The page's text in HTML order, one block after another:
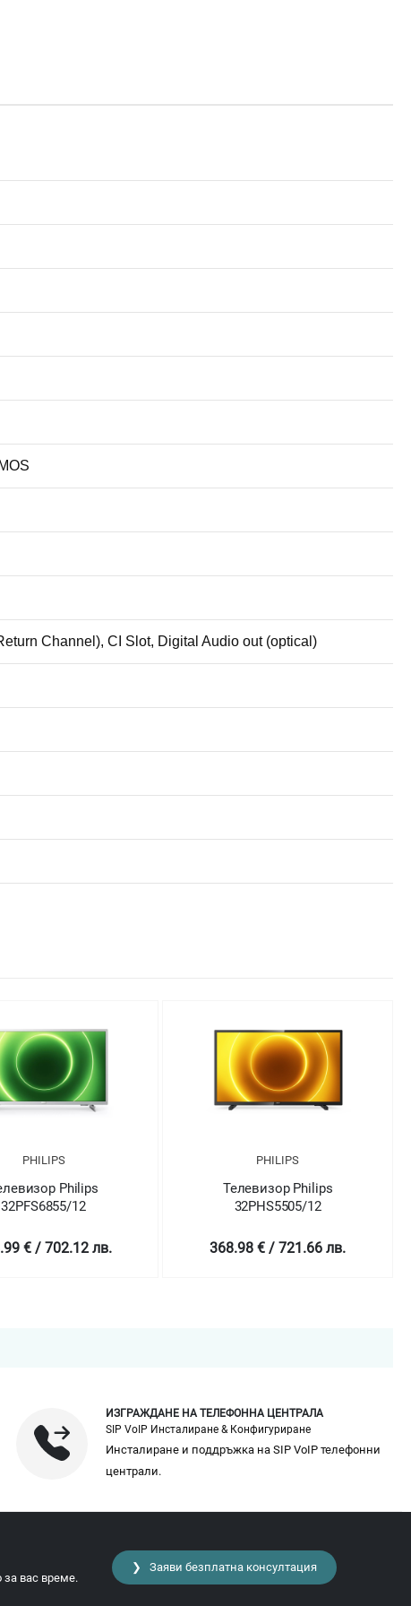
Channel), CI Slot, Digital Audio out (optical)
PHILIPS
Philips
32PFS6855/12
€ / 702.12 лв.
PHILIPS
Телевизор Philips
32PHS5505/12
368.98 € / 721.66 лв.
ИЗГРАЖДАНЕ НА ТЕЛЕФОННА ЦЕНТРАЛА
SIP VoIP Инсталиране & Конфигуриране
Инсталиране и поддръжка на SIP VoIP телефонни
централи.
за вас време.
❯ Заяви безплатна консултация